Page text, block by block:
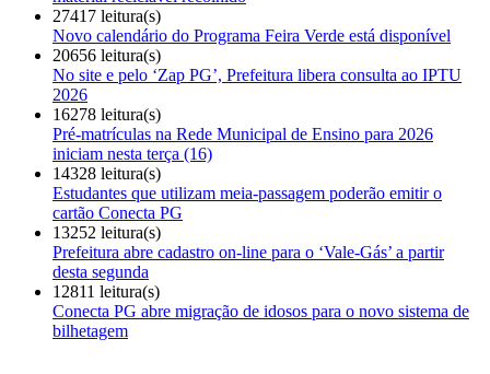
27417 leitura(s)
Novo calendário do Programa Feira Verde está disponível
20656 leitura(s)
No site e pelo ‘Zap PG’, Prefeitura libera consulta ao IPTU
2026
16278 leitura(s)
Pré-matrículas na Rede Municipal de Ensino para 2026
iniciam nesta terça (16)
14328 leitura(s)
Estudantes que utilizam meia-passagem poderão emitir o
cartão Conecta PG
13252 leitura(s)
Prefeitura abre cadastro on-line para o ‘Vale-Gás’ a partir
desta segunda
12811 leitura(s)
Conecta PG abre migração de idosos para o novo sistema de
bilhetagem